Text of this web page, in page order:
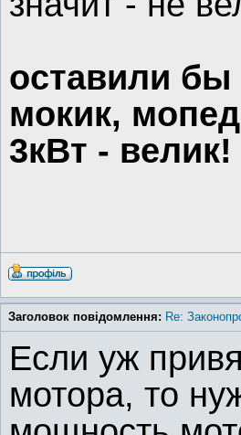
оставили бы
мокик,
3кВт - велик!
Заголовок повідомлення: Re:
Если уж
мотора, то